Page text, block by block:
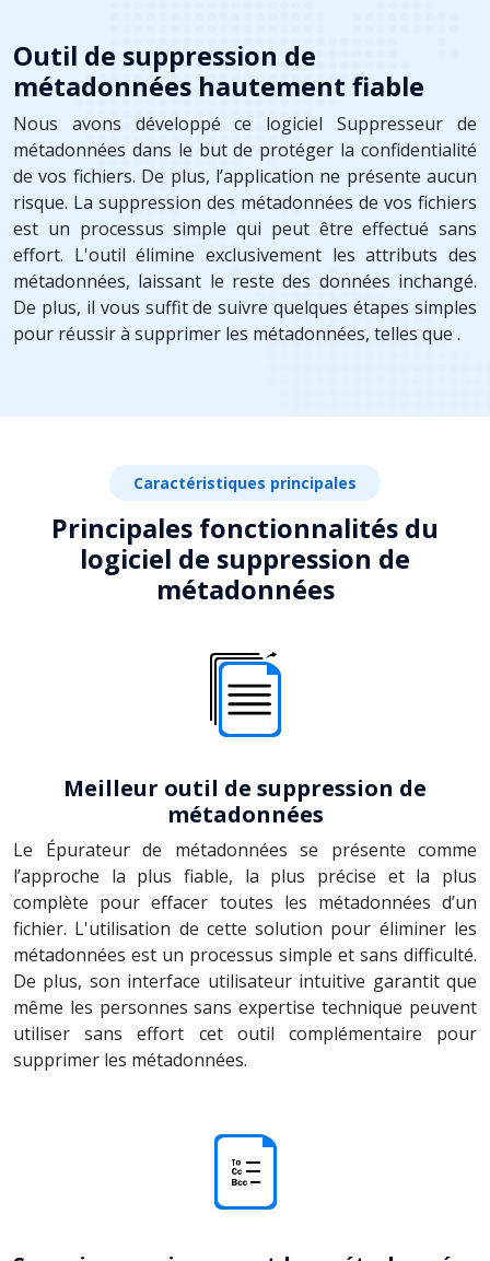
Outil de suppression de
métadonnées hautement fiable
Nous avons développé ce logiciel Suppresseur de
métadonnées dans le but de protéger la confidentialité
de vos fichiers. De plus, l’application ne présente aucun
risque. La suppression des métadonnées de vos fichiers
est un processus simple qui peut être effectué sans
effort. L'outil élimine exclusivement les attributs des
métadonnées, laissant le reste des données inchangé.
De plus, il vous suffit de suivre quelques étapes simples
pour réussir à supprimer les métadonnées, telles que .
Caractéristiques principales
Principales fonctionnalités du
logiciel de suppression de
métadonnées
Meilleur outil de suppression de
métadonnées
Le Épurateur de métadonnées se présente comme
l’approche la plus fiable, la plus précise et la plus
complète pour effacer toutes les métadonnées d’un
fichier. L'utilisation de cette solution pour éliminer les
métadonnées est un processus simple et sans difficulté.
De plus, son interface utilisateur intuitive garantit que
même les personnes sans expertise technique peuvent
utiliser sans effort cet outil complémentaire pour
supprimer les métadonnées.